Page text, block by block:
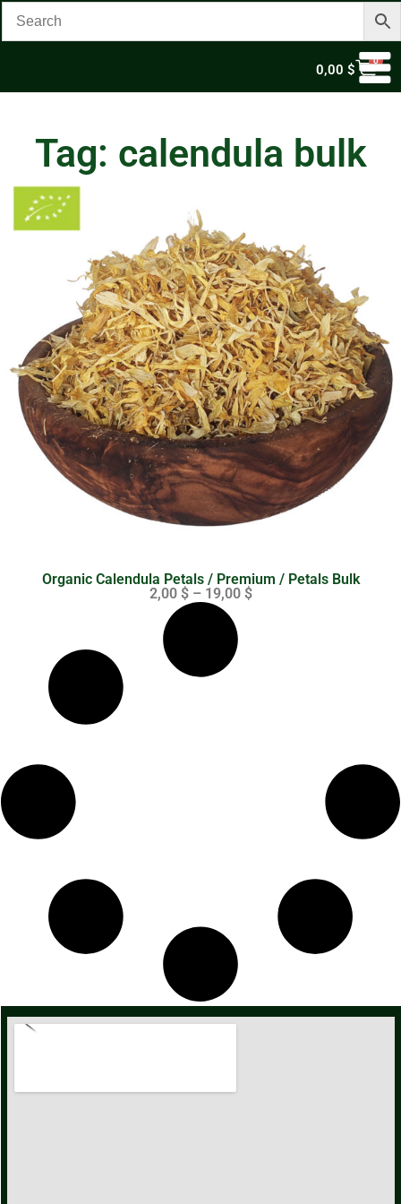
0,00$
0
Tag: calendula bulk
Organic Calendula Petals / Premium / Petals Bulk
2,00 $ – 19,00 $